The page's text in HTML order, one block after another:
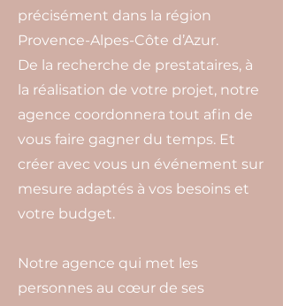
précisément dans la région
Provence-Alpes-Côte d’Azur.
De la recherche de prestataires, à
la réalisation de votre projet, notre
agence coordonnera tout afin de
vous faire gagner du temps. Et
créer avec vous un événement sur
mesure adaptés à vos besoins et
votre budget.
Notre agence qui met les
personnes au cœur de ses